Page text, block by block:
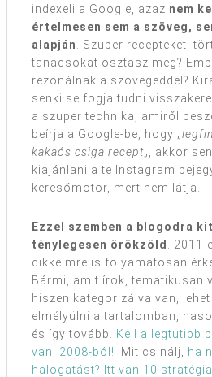
indexeli a Google, azaz nem
értelmesen sem a szöveg,
alapján
. Szuper recepteket,
tanácsokat osztasz meg?
rezonálnak a szövegeddel?
senki se fogja tudni
a szuper technika, amiről
beírja a Google-be, hogy „
kakaós csiga recept„, akkor
kiajánlani a te Instagram
keresőmotor, mert nem látja.
Ezzel szemben a blogodra
ténylegesen örökzöld
.
cikkeimre is folyamatosan
Bármi, amit írok, tematikusan
hiszen kategorizálva van,
elmélyülni a tartalomban,
és így tovább.
Kell a legtutibb
van, 2008-ból!
Mit csinálj,
ha
halogatást? Itt van 10 stratégia